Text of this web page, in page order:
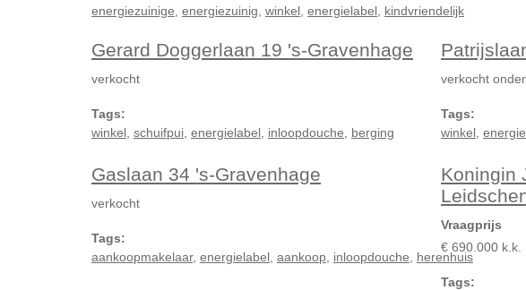
energiezuinige energiezuinig winkel energielabel kindvriendelijk
Gerard Doggerlaan 19 's-Gravenhage
verkocht
Tags:
winkel schuifpui energielabel inloopdouche berging
verkocht
Tags:
winkel
Gaslaan 34 's-Gravenhage
verkocht
Tags:
aankoopmakelaar, energielabel aankoop inloopdouche herenhuis
Koningin
Vraagprijs
€ 690.000 k.k.
Tags: